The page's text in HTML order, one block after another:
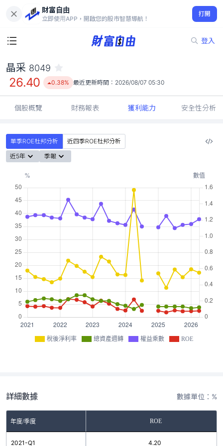
財富自由
立即使用APP，開啟您的股市智慧導航！
打開
登入
26.40
0.38%
晶采 8049
26.40 0.38% 最近更新時間： 2026/08/07 05:30
個股概覽 財務報表 獲利能力 安全性分析
單季ROE杜邦分析
近四季ROE杜邦分析
近5年
季報
稅後淨利率 總資產週轉 權益乘數 ROE
詳細數據 數據單位：%
年度/季度 ROE
2021-Q1 4.20